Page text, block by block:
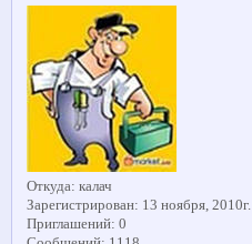
Откуда: калач
Зарегистрирован: 13 ноября, 2010г.
Приглашений: 0